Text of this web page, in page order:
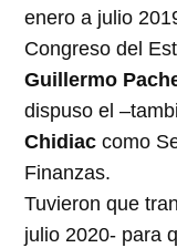
enero a julio
Congreso del
Guillermo
dispuso el
Chidiac como
Finanzas.
Tuvieron que
julio 2020- para